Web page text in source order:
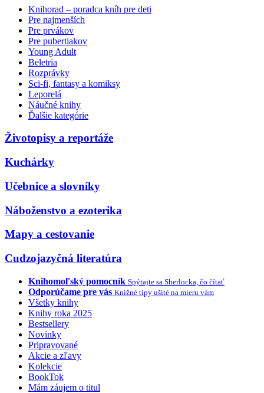
Knihorad – poradca kníh pre deti
Pre najmenších
Pre prvákov
Pre pubertiakov
Young Adult
Beletria
Rozprávky
Sci-fi, fantasy a komiksy
Leporelá
Náučné knihy
Ďalšie kategórie
Životopisy a reportáže
Kuchárky
Učebnice a slovníky
Náboženstvo a ezoterika
Mapy a cestovanie
Cudzojazyčná literatúra
Knihomoľský pomocník Spýtajte sa Sherlocka, čo čítať
Odporúčame pre vás Knižné tipy ušité na mieru vám
Všetky knihy
Knihy roka 2025
Bestsellery
Novinky
Pripravované
Akcie a zľavy
Kolekcie
BookTok
Mám záujem o titul